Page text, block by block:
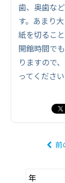
歯、奥歯な
す。あまり
紙を切るこ
開館時間で
りますので
ってください
前